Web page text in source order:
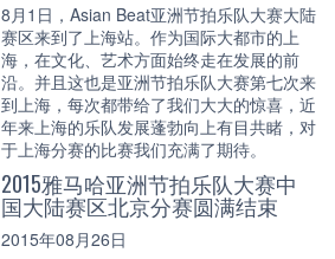
8月1日，Asian Beat亚洲节拍乐队大赛大陆
赛区来到了上海站。作为国际大都市的上
海，在文化、艺术方面始终走在发展的前
沿。并且这也是亚洲节拍乐队大赛第七次来
到上海，每次都带给了我们大大的惊喜，近
年来上海的乐队发展蓬勃向上有目共睹，对
于上海分赛的比赛我们充满了期待。
2015雅马哈亚洲节拍乐队大赛中
国大陆赛区北京分赛圆满结束
2015年08月26日